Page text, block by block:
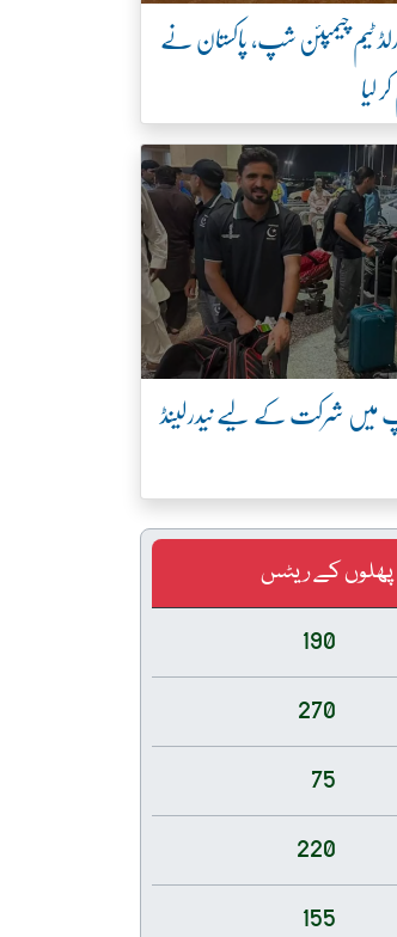
ٹیم چیمپئن شپ، پاکستان نے
لیا
میں شرکت کے لیے نیدرلینڈ
پھلوں کے ریٹس
190
270
75
220
155